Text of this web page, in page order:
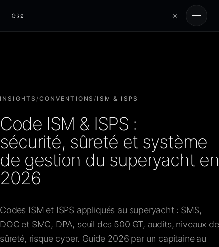
Cursorio
☀
Cursorio Manager
Tools
Insights
FAQ
INSIGHTS/CONVENTIONS/ ISM & ISPS
Code ISM & ISPS :
sécurité, sûreté et système
de gestion du superyacht en
2026
Codes ISM et ISPS appliqués au superyacht : SMS,
DOC et SMC, DPA, seuil des 500 GT, audits, niveaux de
sûreté, risque cyber. Guide 2026 par un capitaine au